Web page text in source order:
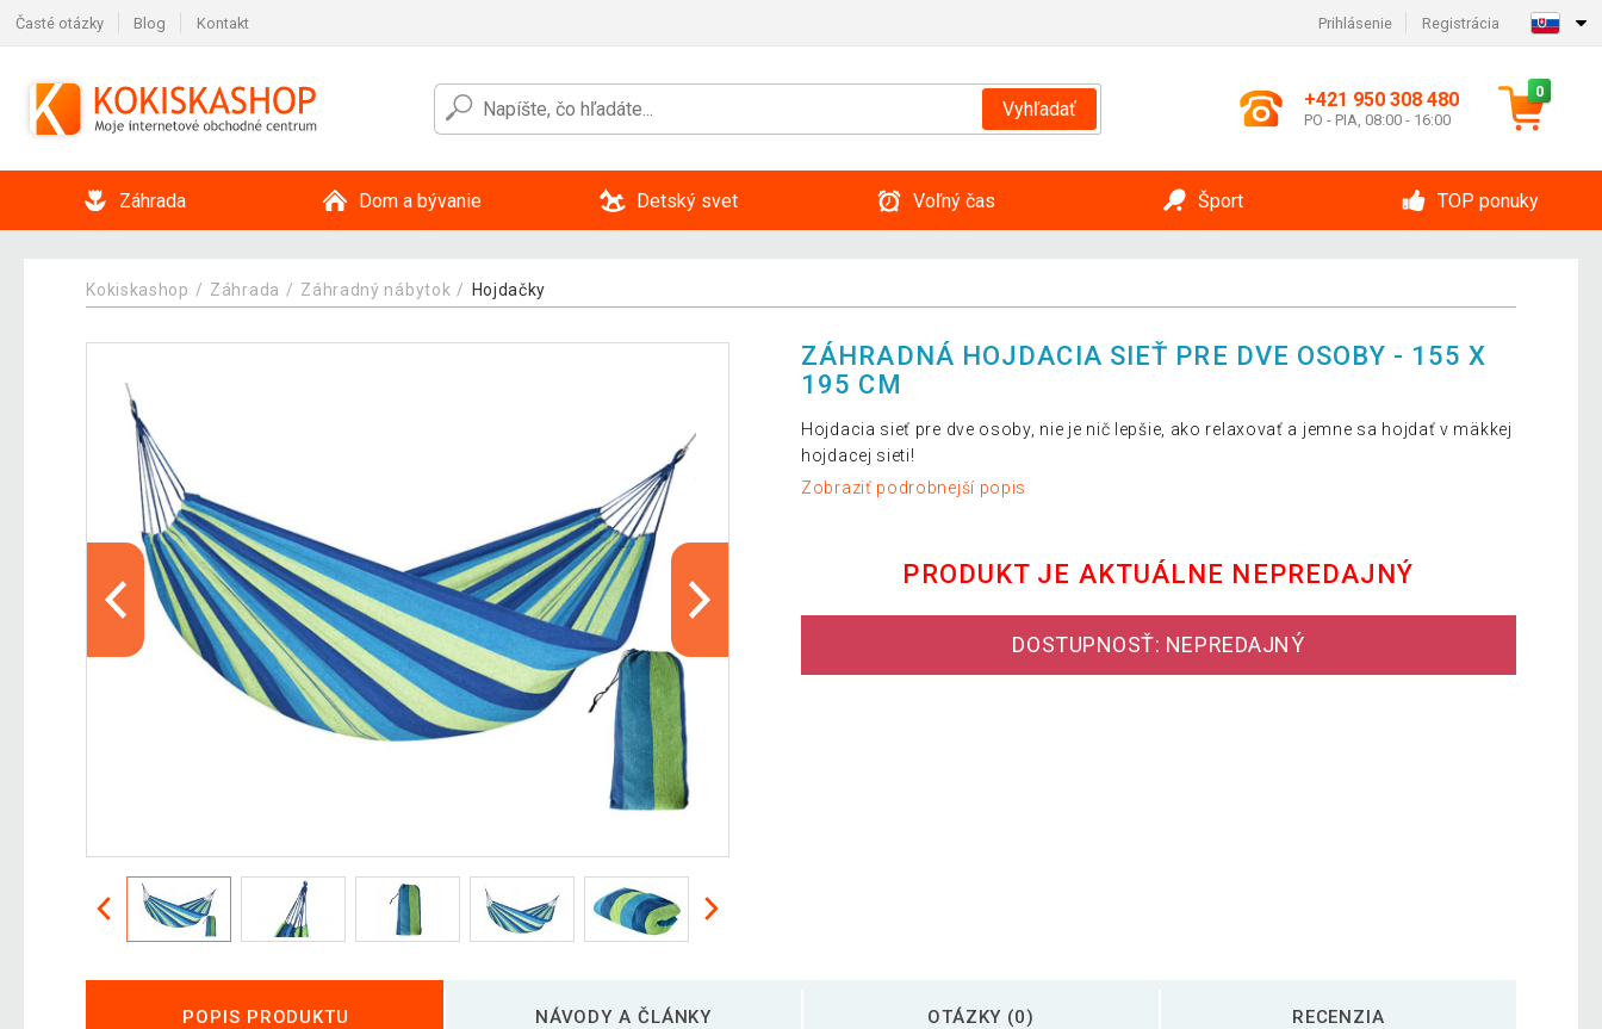
Časté otázky Blog Kontakt Prihlásenie Registrácia
Vyhľadať +421 950 308 480
PO - PIA, 08:00 - 16:00
0
Záhrada Dom a bývanie Detský svet Voľný čas Šport TOP ponuky
Kokiskashop Záhrada Záhradný nábytok Hojdačky
ZÁHRADNÁ HOJDACIA SIEŤ PRE DVE OSOBY - 155 X
195 CM
Hojdacia sieť pre dve osoby, nie je nič lepšie, ako relaxovať a jemne sa hojdať v mäkkej
hojdacej sieti!
Zobraziť podrobnejší popis
PRODUKT JE AKTUÁLNE NEPREDAJNÝ
DOSTUPNOSŤ: NEPREDAJNÝ
POPIS PRODUKTU NÁVODY A ČLÁNKY OTÁZKY (0) RECENZIA